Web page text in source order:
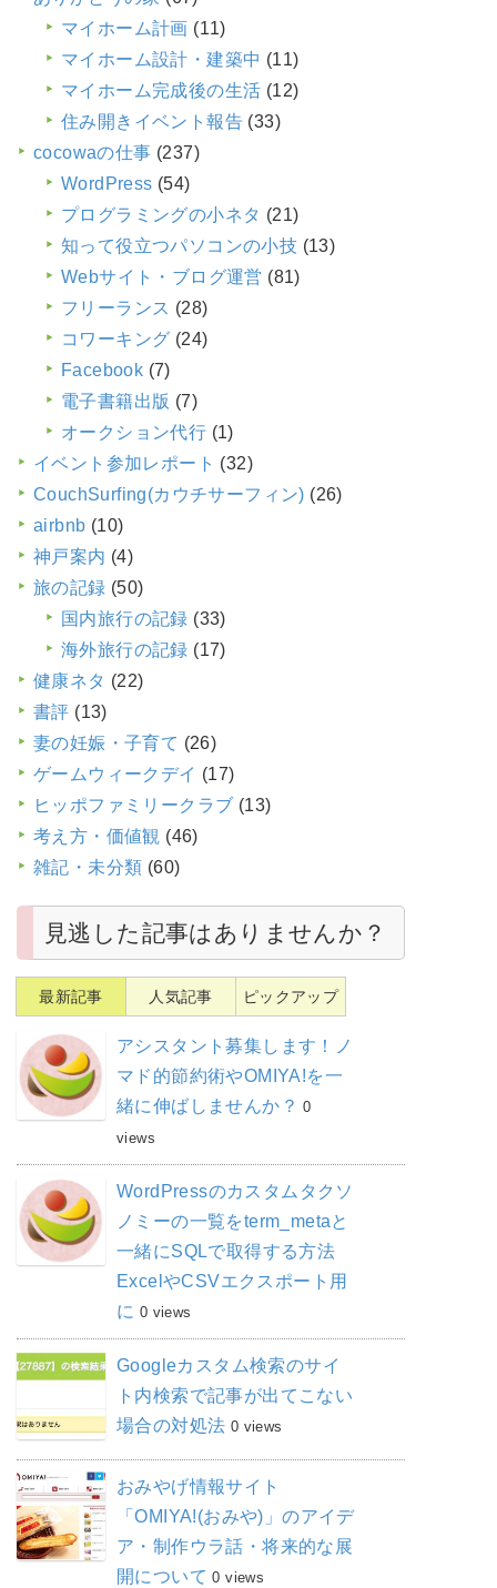
マイホーム計画 (11)
マイホーム設計・建築中 (11)
マイホーム完成後の生活 (12)
住み開きイベント報告 (33)
cocowaの仕事 (237)
WordPress (54)
プログラミングの小ネタ (21)
知って役立つパソコンの小技 (13)
Webサイト・ブログ運営 (81)
フリーランス (28)
コワーキング (24)
Facebook (7)
電子書籍出版 (7)
オークション代行 (1)
イベント参加レポート (32)
CouchSurfing(カウチサーフィン) (26)
airbnb (10)
神戸案内 (4)
旅の記録 (50)
国内旅行の記録 (33)
海外旅行の記録 (17)
健康ネタ (22)
書評 (13)
妻の妊娠・子育て (26)
ゲームウィークデイ (17)
ヒッポファミリークラブ (13)
考え方・価値観 (46)
雑記・未分類 (60)
見逃した記事はありませんか？
最新記事 人気記事 ピックアップ
アシスタント募集します！ノ
マド的節約術やOMIYA!を一
緒に伸ばしませんか？ 0
views
WordPressのカスタムタクソ
ノミーの一覧をterm_metaと
一緒にSQLで取得する方法
ExcelやCSVエクスポート用
に 0 views
Googleカスタム検索のサイ
ト内検索で記事が出てこない
場合の対処法 0 views
おみやげ情報サイト
「OMIYA!(おみや)」のアイデ
ア・制作ウラ話・将来的な展
開について 0 views